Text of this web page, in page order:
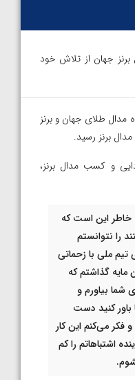
جهان از تلاش خود
مدال طلای جهان و برنز
و کسب مدال برنز،
خاطر این است که
را نتوانستم
تیم ملی با زحماتی
مایه گذاشتم که
شما بیاورم و
باور کنید دست
فکر می‌کنم این کار
اشتباهاتم را کم